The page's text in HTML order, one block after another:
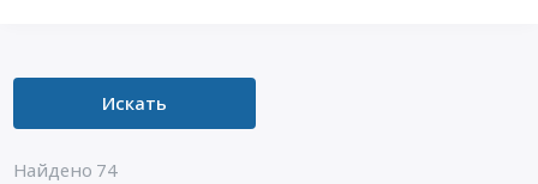
Искать
Найдено 74